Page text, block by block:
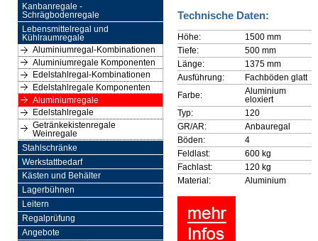
Kanbanregale -
Schrägbodenregale
Lebensmittelregal und
Kühlraumregale
Aluminiumregal-Kombinationen
Aluminiumregale Komponenten
Edelstahlregal-Kombinationen
Edelstahlregale Komponenten
Aluminiumregale
Edelstahlregale
Getränkekistenregale
Weinregale
Stahlschränke
Werkstattbedarf
Kästen und Behälter
Lagerbühnen
Leitern
Regalprüfung
Angebote
Technische Daten:
Höhe:
1500 mm
Tiefe:
500 mm
Länge:
1375 mm
Ausführung:
Fachböden glatt
Farbe:
Aluminium
eloxiert
Typ:
120
GR/AR:
Anbauregal
Böden:
4
Feldlast:
600 kg
Fachlast:
120 kg
Material:
Aluminium